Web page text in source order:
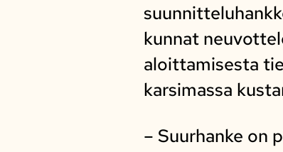
kunnat
aloittamisesta
karsimassa
– Suurhanke on